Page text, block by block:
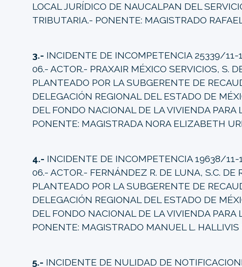
LOCAL JURÍDICO DE NAUCALPAN DEL
TRIBUTARIA.- PONENTE: MAGISTRADO
3.- INCIDENTE DE INCOMPETENCIA 25339/
06.- ACTOR.- PRAXAIR MÉXICO SERVICIOS, S.
PLANTEADO POR LA SUBGERENTE DE
DELEGACIÓN REGIONAL DEL ESTADO DE
DEL FONDO NACIONAL DE LA VIVIENDA PARA
PONENTE: MAGISTRADA NORA ELIZABETH
4.- INCIDENTE DE INCOMPETENCIA 19638/
06.- ACTOR.- FERNÁNDEZ R. DE LUNA, S.C. DE
PLANTEADO POR LA SUBGERENTE DE
DELEGACIÓN REGIONAL DEL ESTADO DE
DEL FONDO NACIONAL DE LA VIVIENDA PARA
PONENTE: MAGISTRADO MANUEL L. HALLIVIS
5.- INCIDENTE DE NULIDAD DE